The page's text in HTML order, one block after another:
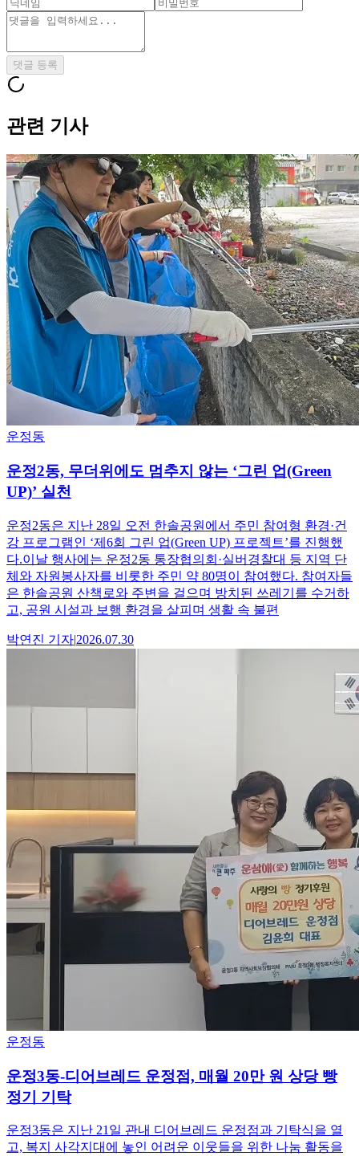
댓글 등록
관련 기사
운정동
운정2동, 무더위에도 멈추지 않는 ‘그린 업(Green
UP)’ 실천
운정2동은 지난 28일 오전 한솔공원에서 주민 참여형 환경·건
강 프로그램인 ‘제6회 그린 업(Green UP) 프로젝트’를 진행했
다.이날 행사에는 운정2동 통장협의회·실버경찰대 등 지역 단
체와 자원봉사자를 비롯한 주민 약 80명이 참여했다. 참여자들
은 한솔공원 산책로와 주변을 걸으며 방치된 쓰레기를 수거하
고, 공원 시설과 보행 환경을 살피며 생활 속 불편
박연진 기자|2026.07.30
운정동
운정3동-디어브레드 운정점, 매월 20만 원 상당 빵
정기 기탁
운정3동은 지난 21일 관내 디어브레드 운정점과 기탁식을 열
고, 복지 사각지대에 놓인 어려운 이웃들을 위한 나눔 활동을